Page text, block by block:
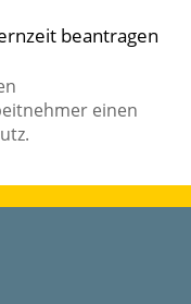
beantragen
einen